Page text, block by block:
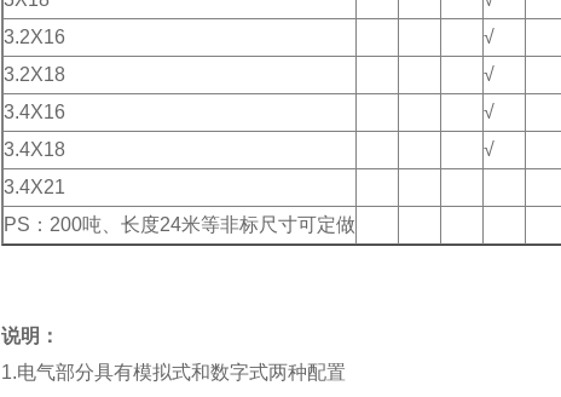
3.2X16
√
3.2X18
√
3.4X16
√
3.4X18
√
3.4X21
PS：200吨、长度24米等非标尺寸可定做
说明：
1.电气部分具有模拟式和数字式两种配置